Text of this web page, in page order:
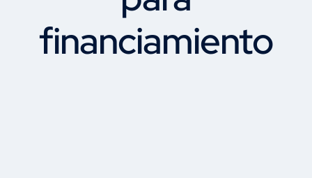
financiamiento